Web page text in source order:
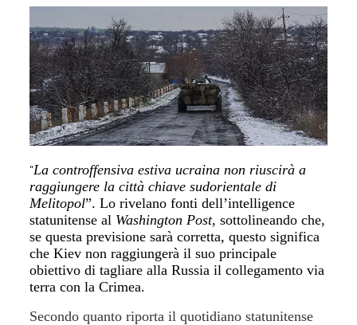
“La controffensiva estiva ucraina non riuscirà a
raggiungere la città chiave sudorientale di
Melitopol”. Lo rivelano fonti dell’intelligence
statunitense al Washington Post, sottolineando che,
se questa previsione sarà corretta, questo significa
che Kiev non raggiungerà il suo principale
obiettivo di tagliare alla Russia il collegamento via
terra con la Crimea.
Secondo quanto riporta il quotidiano statunitense